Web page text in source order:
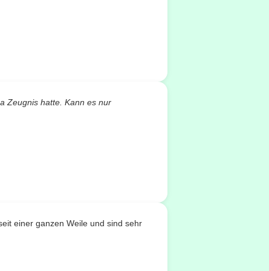
Zeugnis hatte. Kann es nur
einer ganzen Weile und sind sehr